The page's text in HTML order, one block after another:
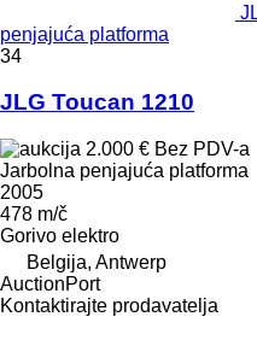
penjajuća platforma
34
JLG Toucan 1210
2.000 € Bez PDV-a
Jarbolna penjajuća platforma
2005
478 m/č
Gorivo elektro
Belgija, Antwerp
AuctionPort
Kontaktirajte prodavatelja